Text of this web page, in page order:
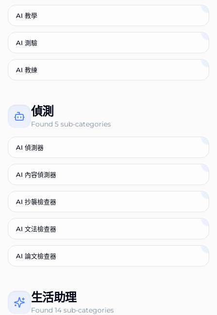
AI 教學
AI 測驗
AI 教練
偵測
Found 5 sub-categories
AI 偵測器
AI 內容偵測器
AI 抄襲檢查器
AI 文法檢查器
AI 論文檢查器
生活助理
Found 14 sub-categories